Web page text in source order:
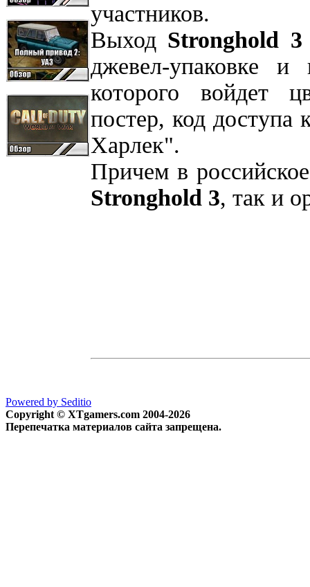
участников.
Выход Stronghold 3
джевел-упаковке
которого войдет
постер, код
Харлек".
Причем в
Stronghold 3, так и
Powered by Seditio
Copyright © XTgamers.com 2004-2026
Перепечатка материалов сайта запрещена.